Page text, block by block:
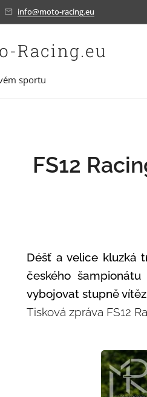
info@moto-racing.eu
Racing.eu
sportu
FS12
Déšť a velice kluzká
českého
vybojovat stupně
Tisková zpráva FS12